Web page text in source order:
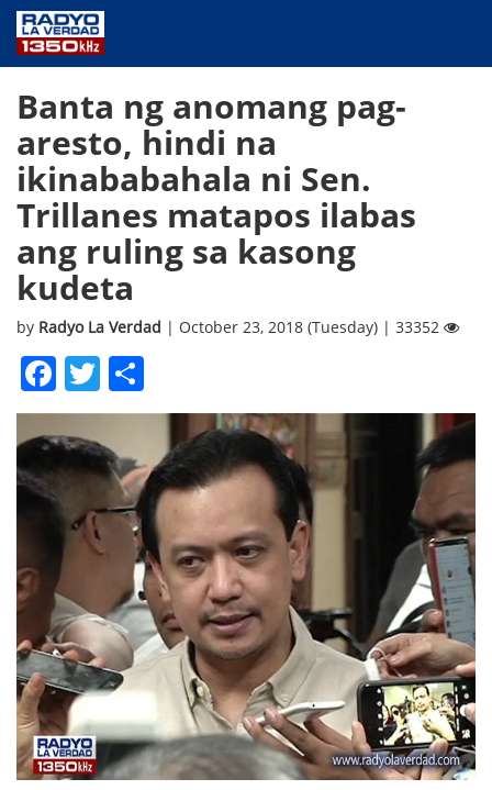
PUBLIC SERVICE
ANNOUNCEMENTS
PROGRAMS
ABOUT
CONTACT US
Banta ng anomang pag-
aresto, hindi na
ikinababahala ni Sen.
Trillanes matapos ilabas
ang ruling sa kasong
kudeta
by Radyo La Verdad | October 23, 2018 (Tuesday) | 33352
Facebook
Twitter